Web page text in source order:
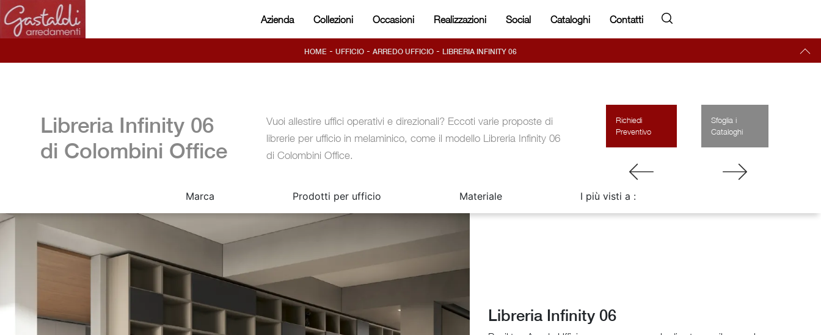
Azienda Collezioni Occasioni Realizzazioni Social Cataloghi Contatti
HOME - UFFICIO - ARREDO UFFICIO - LIBRERIA INFINITY 06
Libreria Infinity 06
di Colombini Office
Vuoi allestire uffici operativi e direzionali? Eccoti varie proposte di
librerie per ufficio in melaminico, come il modello Libreria Infinity 06
di Colombini Office.
Richiedi
Preventivo
Sfoglia i
Cataloghi
Marca Prodotti per ufficio Materiale I più visti a :
Libreria Infinity 06